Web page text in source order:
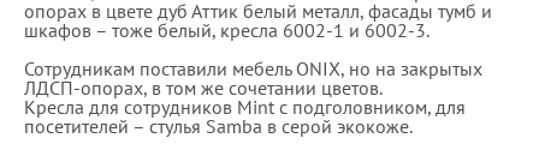
опорах в цвете дуб Аттик белый металл, фасады тумб и
шкафов – тоже белый, кресла 6002-1 и 6002-3.
Сотрудникам поставили мебель ONIX, но на закрытых
ЛДСП-опорах, в том же сочетании цветов.
Кресла для сотрудников Mint с подголовником, для
посетителей – стулья Samba в серой экокоже.